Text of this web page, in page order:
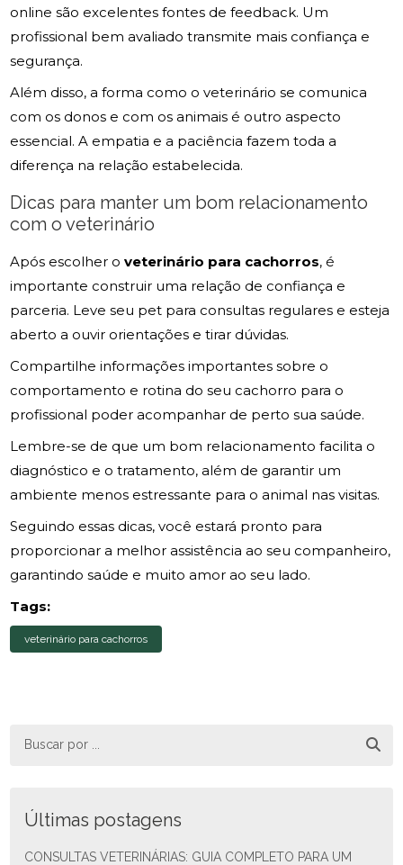
online são excelentes fontes de feedback. Um
profissional bem avaliado transmite mais confiança e
segurança.
Além disso, a forma como o veterinário se comunica
com os donos e com os animais é outro aspecto
essencial. A empatia e a paciência fazem toda a
diferença na relação estabelecida.
Dicas para manter um bom relacionamento
com o veterinário
Após escolher oveterinário para cachorros, é
importante construir uma relação de confiança e
parceria. Leve seu pet para consultas regulares e esteja
aberto a ouvir orientações e tirar dúvidas.
Compartilhe informações importantes sobre o
comportamento e rotina do seu cachorro para o
profissional poder acompanhar de perto sua saúde.
Lembre-se de que um bom relacionamento facilita o
diagnóstico e o tratamento, além de garantir um
ambiente menos estressante para o animal nas visitas.
Seguindo essas dicas, você estará pronto para
proporcionar a melhor assistência ao seu companheiro,
garantindo saúde e muito amor ao seu lado.
Tags:
veterinário para cachorros
Últimas postagens
CONSULTAS VETERINÁRIAS: GUIA COMPLETO PARA UM